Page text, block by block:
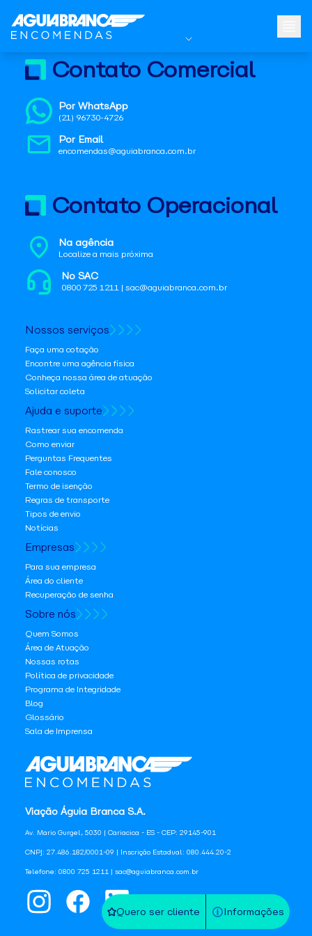
Quero ser cliente Informações
Viação Águia Branca S.A.
Av. Mario Gurgel, 5030 | Cariacica - ES - CEP: 29145-901
CNPJ: 27.486.182/0001-09 | Inscrição Estadual: 080.444.20-2
Telefone: 0800 725 1211 | sac@aguiabranca.com.br
Contato Comercial
Por WhatsApp
(21) 96730-4726
Por Email
encomendas@aguiabranca.com.br
Contato Operacional
Na agência
Localize a mais próxima
No SAC
0800 725 1211 | sac@aguiabranca.com.br
Nossos serviços
Faça uma cotação
Encontre uma agência física
Conheça nossa área de atuação
Solicitar coleta
Ajuda e suporte
Rastrear sua encomenda
Como enviar
Perguntas Frequentes
Fale conosco
Termo de isenção
Regras de transporte
Tipos de envio
Notícias
Empresas
Para sua empresa
Área do cliente
Recuperação de senha
Sobre nós
Quem Somos
Área de Atuação
Nossas rotas
Política de privacidade
Programa de Integridade
Blog
Glossário
Sala de Imprensa